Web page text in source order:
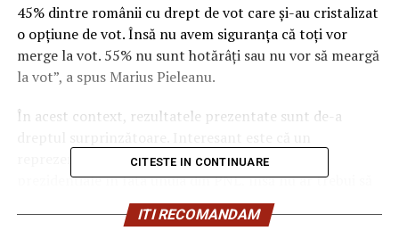
45% dintre românii cu drept de vot care şi-au cristalizat
o opţiune de vot. Însă nu avem siguranţa că toţi vor
merge la vot. 55% nu sunt hotărâţi sau nu vor să meargă
la vot”, a spus Marius Pieleanu.
În acest context, rezultatele prezentate sunt de-a
reprezentatant PSD – ALDE ar câştiga alegerile
prezidenţiale în faţa unuia din PNL, însă nu ar trebui să
fie vorba despre Liviu Dragnea sau Călin Popescu
Aşadar un nume complet nou din coaliţie i-ar
CITESTE IN CONTINUARE
ITI RECOMANDAM